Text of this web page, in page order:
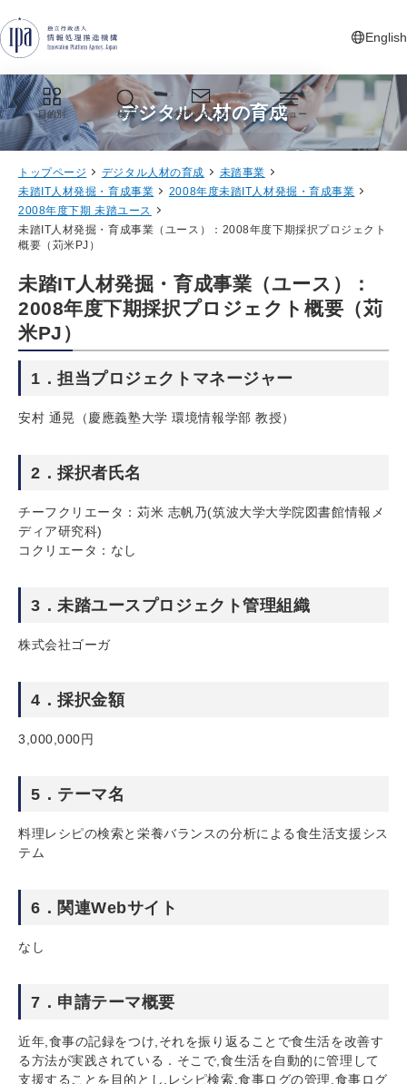
English
新しいタ
目的別 検索 お問い合わせ メニュー
デジタル人材の育成
トップページ デジタル人材の育成
未踏事業
未踏IT人材発掘・育成事業
2008年度未踏IT人材発掘・育成事業
2008年度下期 未踏ユース
未踏IT人材発掘・育成事業（ユース）：2008年度下期採択プロジェクト
概要（苅米PJ）
未踏IT人材発掘・育成事業（ユース）：
2008年度下期採択プロジェクト概要（苅
米PJ）
1．担当プロジェクトマネージャー
安村 通晃（慶應義塾大学 環境情報学部 教授）
2．採択者氏名
チーフクリエータ：苅米 志帆乃(筑波大学大学院図書館情報メ
ディア研究科)
コクリエータ：なし
3．未踏ユースプロジェクト管理組織
株式会社ゴーガ
4．採択金額
3,000,000円
5．テーマ名
料理レシピの検索と栄養バランスの分析による食生活支援シス
テム
6．関連Webサイト
なし
7．申請テーマ概要
近年,食事の記録をつけ,それを振り返ることで食生活を改善す
る方法が実践されている．そこで,食生活を自動的に管理して
支援することを目的とし,レシピ検索,食事ログの管理,食事ログ